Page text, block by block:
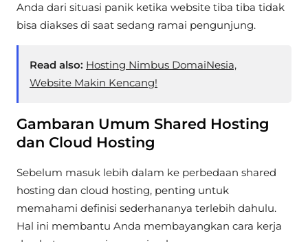
Anda dari situasi panik ketika website tiba tiba tidak
bisa diakses di saat sedang ramai pengunjung.
Read also: Hosting Nimbus DomaiNesia,
Website Makin Kencang!
Gambaran Umum Shared Hosting
dan Cloud Hosting
Sebelum masuk lebih dalam ke perbedaan shared
hosting dan cloud hosting, penting untuk
memahami definisi sederhananya terlebih dahulu.
Hal ini membantu Anda membayangkan cara kerja